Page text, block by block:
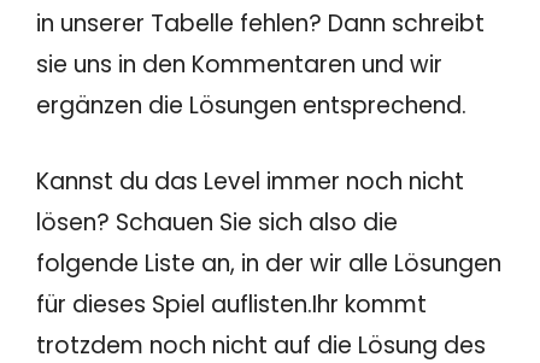
in unserer Tabelle fehlen? Dann schreibt
sie uns in den Kommentaren und wir
ergänzen die Lösungen entsprechend.
Kannst du das Level immer noch nicht
lösen? Schauen Sie sich also die
folgende Liste an, in der wir alle Lösungen
für dieses Spiel auflisten.Ihr kommt
trotzdem noch nicht auf die Lösung des